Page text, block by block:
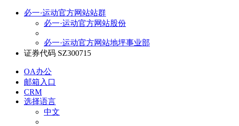
必一·运动官方网站站群
必一·运动官方网站股份
必一·运动官方网站地坪事业部
证券代码 SZ300715
OA办公
邮箱入口
CRM
选择语言
中文